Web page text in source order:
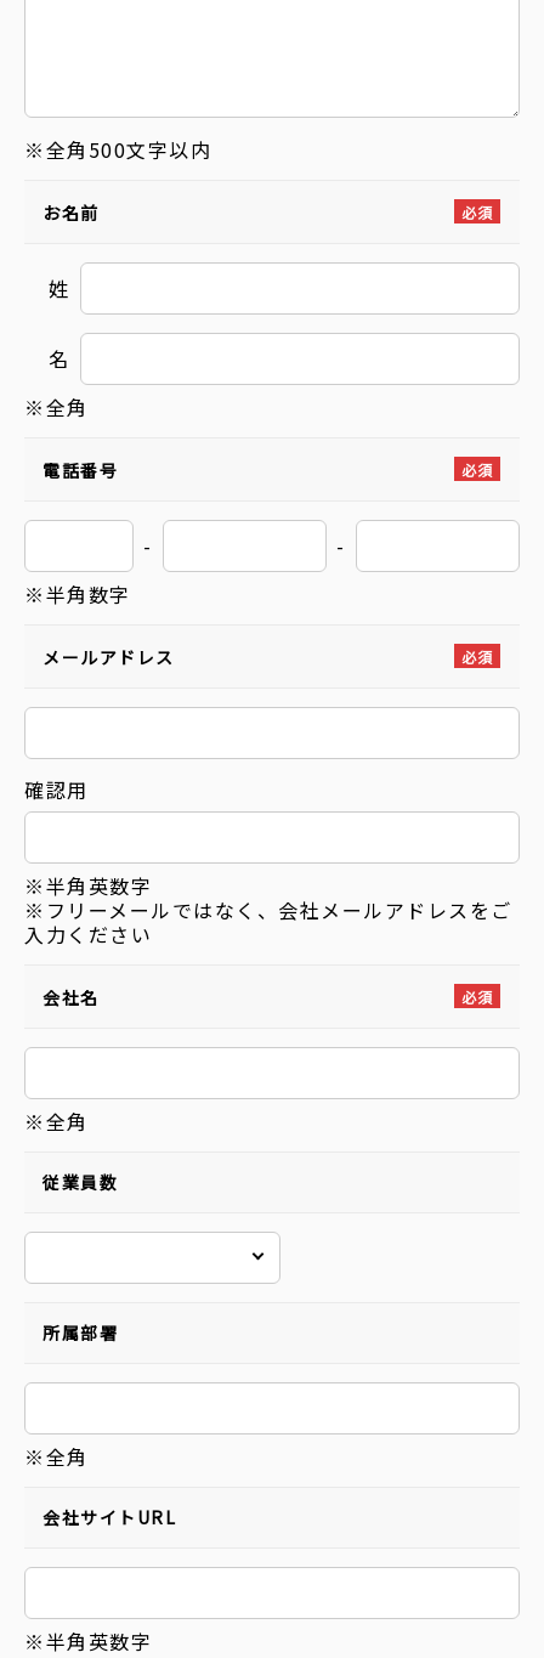
※全角500文字以内
お名前 必須
姓
名
※全角
電話番号 必須
-
-
※半角数字
メールアドレス 必須
確認用
※半角英数字
※フリーメールではなく、会社メールアドレスをご
入力ください
会社名 必須
※全角
従業員数
所属部署
※全角
会社サイトURL
※半角英数字